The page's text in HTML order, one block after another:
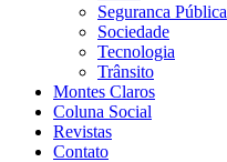
Seguranca Pública
Sociedade
Tecnologia
Trânsito
Montes Claros
Coluna Social
Revistas
Contato